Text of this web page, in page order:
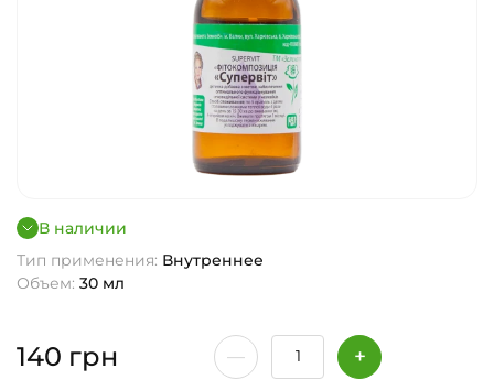
В наличии
Тип применения: Внутреннее
Объем: 30 мл
140 грн